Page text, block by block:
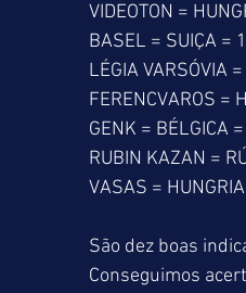
VIDEOTON =
BASEL = SUIÇA =
LÉGIA VARSÓVIA
FERENCVAROS =
GENK = BÉLGICA
RUBIN KAZAN =
VASAS =
São dez boas
Conseguimos